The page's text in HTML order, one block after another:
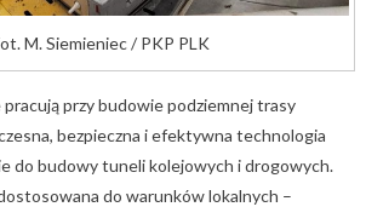
M. Siemieniec / PKP PLK
przy budowie podziemnej trasy
bezpieczna i efektywna technologia
do budowy tuneli kolejowych i drogowych.
do warunków lokalnych –